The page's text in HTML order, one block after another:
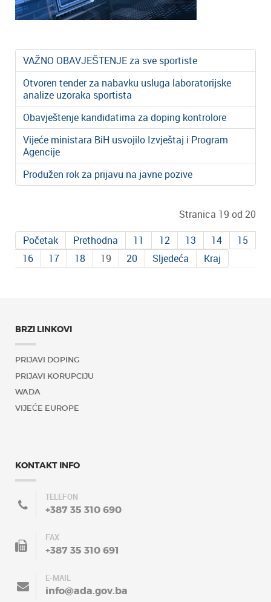
VAŽNO OBAVJEŠTENJE za sve sportiste
Otvoren tender za nabavku usluga laboratorijske
analize uzoraka sportista
Obavještenje kandidatima za doping kontrolore
Vijeće ministara BiH usvojilo Izvještaj i Program
Agencije
Produžen rok za prijavu na javne pozive
Stranica 19 od 20
Početak
Prethodna 11 12 13 14
15
16
17 18 19 20 Sljedeća Kraj
BRZI LINKOVI
PRIJAVI DOPING
PRIJAVI KORUPCIJU
WADA
VIJEĆE EUROPE
KONTAKT INFO
TELEFON
+387 35 310 690
FAX
+387 35 310 691
E-MAIL
info@ada.gov.ba